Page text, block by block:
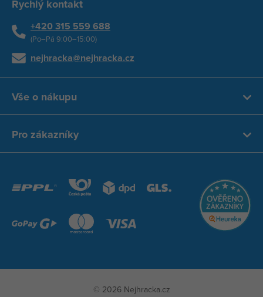
Rychlý kontakt
+420 315 559 688
(Po–Pá 9:00–15:00)
nejhracka@nejhracka.cz
Vše o nákupu
Pro zákazníky
© 2026 Nejhracka.cz